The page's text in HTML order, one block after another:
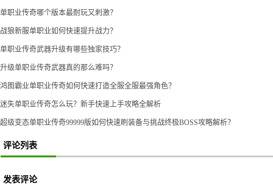
单职业传奇哪个版本最耐玩又刺激？
战狼新服单职业如何快速提升战力？
单职业传奇武器升级有哪些独家技巧？
升级单职业传奇武器真的那么难吗？
鸿图霸业单职业传奇如何快速打造全服全服最强角色？
迷失单职业传奇怎么玩？新手快速上手攻略全解析
超级变态单职业传奇99999版如何快速刷装备与挑战终极BOSS攻略解析？
评论列表
发表评论